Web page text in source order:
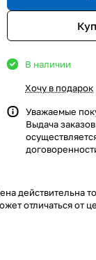
В наличии
Хочу в подарок
Уважаемые
Выдача
действительна
отличаться от